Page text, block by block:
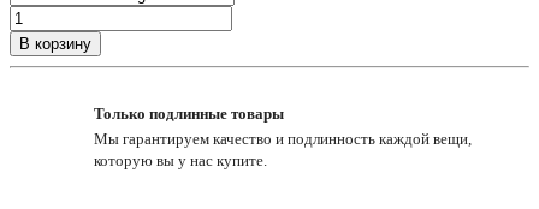
В корзину
Только подлинные товары
Мы гарантируем качество и подлинность каждой вещи,
которую вы у нас купите.